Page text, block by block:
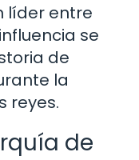
líder entre
se
de
la
reyes.
de